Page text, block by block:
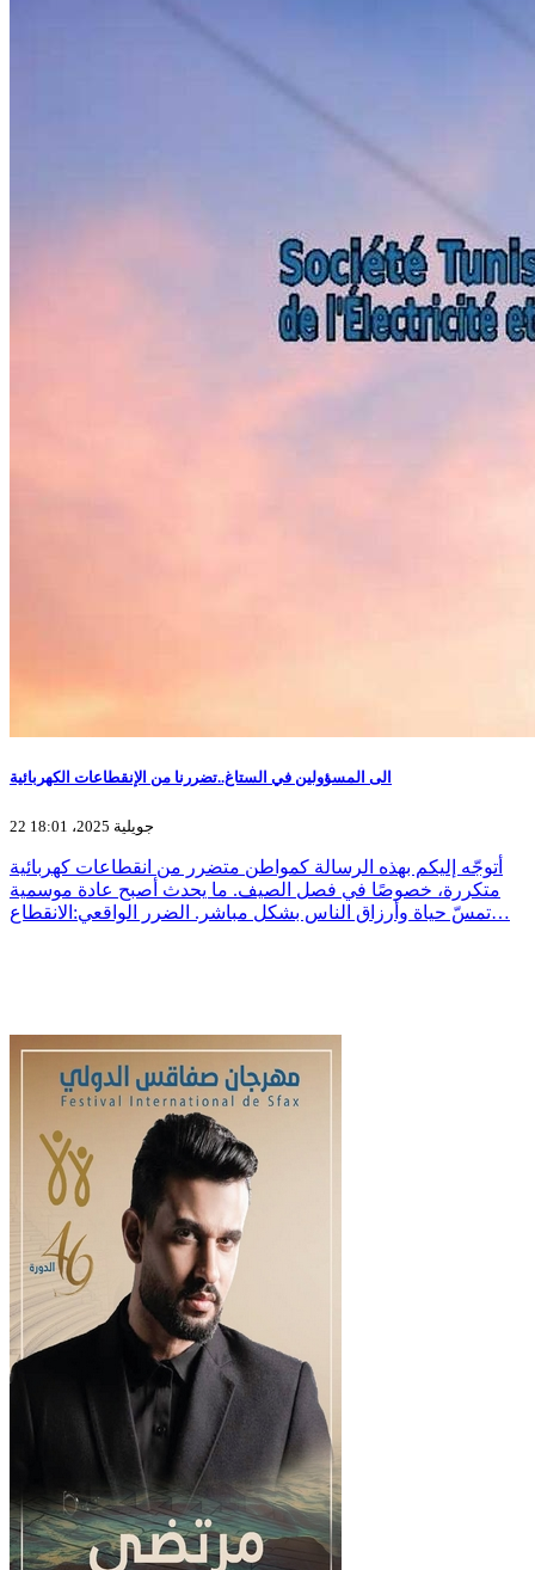
الى المسؤولين في الستاغ..تضررنا من الإنقطاعات الكهربائية
22 جويلية 2025، 18:01
أتوجّه إليكم بهذه الرسالة كمواطن متضرر من انقطاعات كهربائية
متكررة، خصوصًا في فصل الصيف. ما يحدث أصبح عادة موسمية
تمسّ حياة وأرزاق الناس بشكل مباشر. الضرر الواقعي:الانقطاع…